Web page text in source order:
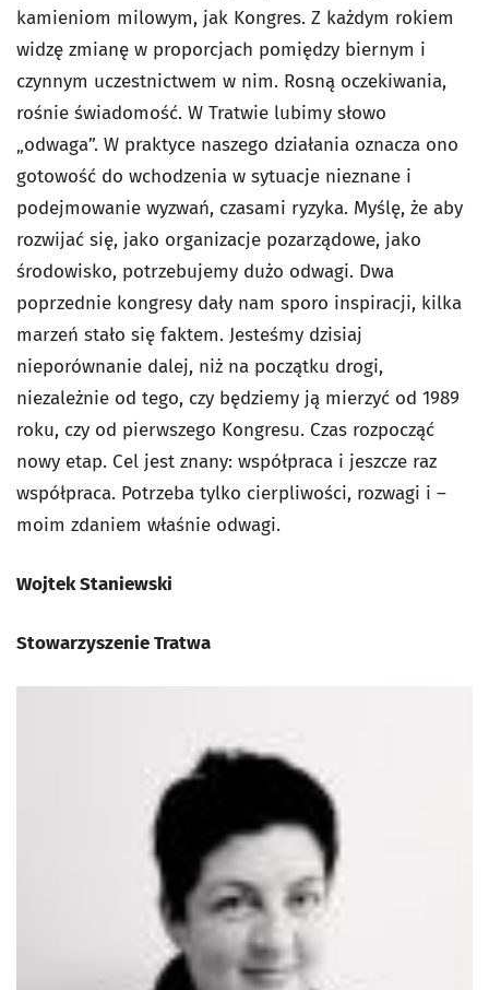
kamieniom milowym, jak Kongres. Z każdym rokiem
widzę zmianę w proporcjach pomiędzy biernym i
czynnym uczestnictwem w nim. Rosną oczekiwania,
rośnie świadomość. W Tratwie lubimy słowo
„odwaga”. W praktyce naszego działania oznacza ono
gotowość do wchodzenia w sytuacje nieznane i
podejmowanie wyzwań, czasami ryzyka. Myślę, że aby
rozwijać się, jako organizacje pozarządowe, jako
środowisko, potrzebujemy dużo odwagi. Dwa
poprzednie kongresy dały nam sporo inspiracji, kilka
marzeń stało się faktem. Jesteśmy dzisiaj
nieporównanie dalej, niż na początku drogi,
niezależnie od tego, czy będziemy ją mierzyć od 1989
roku, czy od pierwszego Kongresu. Czas rozpocząć
nowy etap. Cel jest znany: współpraca i jeszcze raz
współpraca. Potrzeba tylko cierpliwości, rozwagi i –
moim zdaniem właśnie odwagi.
Wojtek Staniewski
Stowarzyszenie Tratwa